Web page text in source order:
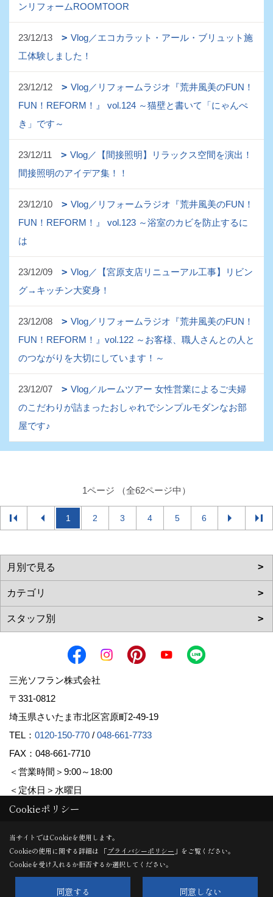
ンリフォームROOMTOOR
23/12/13
Vlog／エコカラット・アール・ブリュット施
工体験しました！
23/12/12
Vlog／リフォームラジオ『荒井風美のFUN！
FUN！REFORM！』 vol.124 ～猫壁と書いて「にゃんぺ
き」です～
23/12/11
Vlog／【間接照明】リラックス空間を演出！
間接照明のアイデア集！！
23/12/10
Vlog／リフォームラジオ『荒井風美のFUN！
FUN！REFORM！』 vol.123 ～浴室のカビを防止するに
は
23/12/09
Vlog／【宮原支店リニューアル工事】リビン
グ→キッチン大変身！
23/12/08
Vlog／リフォームラジオ『荒井風美のFUN！
FUN！REFORM！』vol.122 ～お客様、職人さんとの人と
のつながりを大切にしています！～
23/12/07
Vlog／ルームツアー 女性営業によるご夫婦
のこだわりが詰まったおしゃれでシンプルモダンなお部
屋です♪
1ページ （全62ページ中）
1 2 3 4 5 6
三光ソフラン株式会社
〒331-0812
埼玉県さいたま市北区宮原町2-49-19
TEL： 0120-150-770 / 048-661-7733
FAX：048-661-7710
＜営業時間＞9:00～18:00
＜定休日＞水曜日
Copyright (c) Sanko Soflan Corporation. All Rights Reserved.
Produced byゴデスクリエイト
Cookieポリシー
当サイトではCookieを使用します。
Cookieの使用に関する詳細は 「プライバシーポリシー 」をご覧ください。
Cookieを受け入れるか拒否するか選択してください。
同意する 同意しない